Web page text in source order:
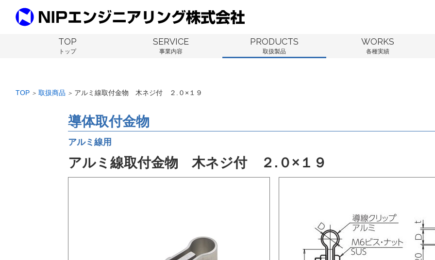
TOP
トップ
SERVICE
事業内容
PRODUCTS
取扱製品
WORKS
各種実績
TOP ＞ 取扱商品 ＞ アルミ線取付金物 木ネジ付 ２.０×１９
導体取付金物
アルミ線用
アルミ線取付金物 木ネジ付 ２.０×１９